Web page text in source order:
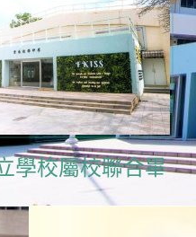
學校屬校聯合畢